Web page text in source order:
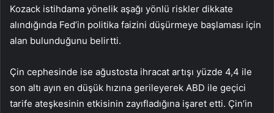
Kozack istihdama yönelik aşağı yönlü riskler dikkate
alındığında Fed’in politika faizini düşürmeye başlaması için
alan bulunduğunu belirtti.
Çin cephesinde ise ağustosta ihracat artışı yüzde 4,4 ile
son altı ayın en düşük hızına gerileyerek ABD ile geçici
tarife ateşkesinin etkisinin zayıfladığına işaret etti. Çin’in